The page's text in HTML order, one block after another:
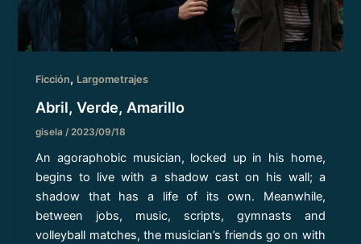
Ficción, Largometrajes
Abril, Verde, Amarillo
gisela /2023/09/18
An agoraphobic musician, locked up in his home,
begins to live with a shadow cast on his wall; a
shadow that has a life of its own. Meanwhile,
between jobs, music, scripts, gymnasts and
volleyball matches, the musician’s friends go on with